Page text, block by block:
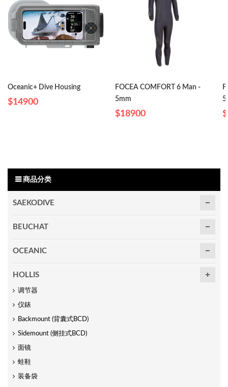
Oceanic+ Dive Housing
$14900
FOCEA COMFORT 6 Man -
5mm
$18900
商品分类
SAEKODIVE
BEUCHAT
OCEANIC
HOLLIS
调节器
仪錶
Backmount (背囊式BCD)
Sidemount (侧挂式BCD)
面镜
蛙鞋
装备袋